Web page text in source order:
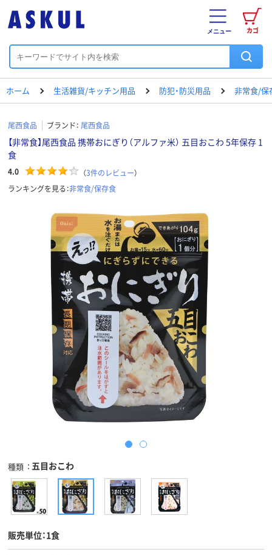
カゴ
メニュー
ホーム 生活雑貨/キッチン用品 防犯・防災用品 非常食/保
尾西食品 ブランド： 尾西食品
【非常食】尾西食品 携帯おにぎり（アルファ米） 五目おこわ 5年保存 1
食
4.0 （3件のレビュー）
ランキングを見る：非常食/保存食
種類 五目おこわ
販売単位：1食